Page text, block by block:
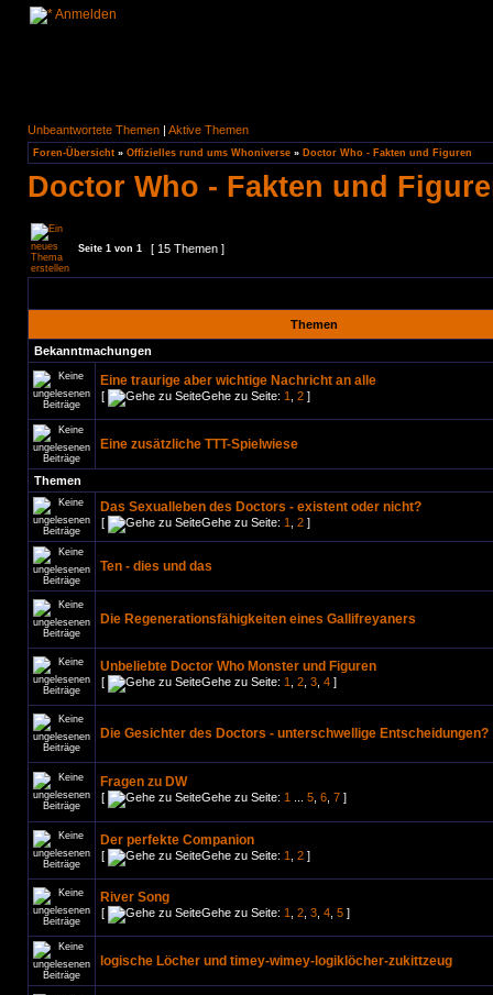
Anmelden
Unbeantwortete Themen | Aktive Themen
Foren-Übersicht » Offizielles rund ums Whoniverse » Doctor Who - Fakten und Figuren
Doctor Who - Fakten und
Seite 1 von 1 [ 15 Themen ]
Themen
Bekanntmachungen
Eine traurige aber wichtige Nachricht an alle
[ Gehe zu Seite: 1 2 ]
Eine zusätzliche TTT-Spielwiese
Themen
Das Sexualleben des Doctors - existent oder nicht?
[ Gehe zu Seite: 1 2 ]
Ten - dies und das
Die Regenerationsfähigkeiten eines Gallifreyaners
Unbeliebte Doctor Who Monster und Figuren
[ Gehe zu Seite: 1 2 3 4 ]
Die Gesichter des Doctors - unterschwellige Entscheidungen?
Fragen zu DW
[ Gehe zu Seite: 1 5 6 7 ]
Der perfekte Companion
[ Gehe zu Seite: 1 2 ]
River Song
[ Gehe zu Seite: 1 2 3 4 5 ]
logische Löcher und timey-wimey-logiklöcher-zukittzeug